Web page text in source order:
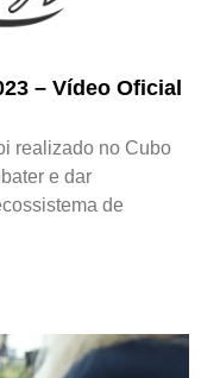
– Vídeo Oficial
realizado no Cubo
e dar
de